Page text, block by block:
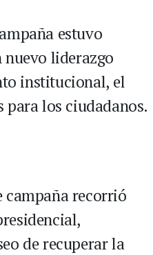
estuvo
liderazgo
institucional, el
los ciudadanos.
campaña recorrió
de recuperar la